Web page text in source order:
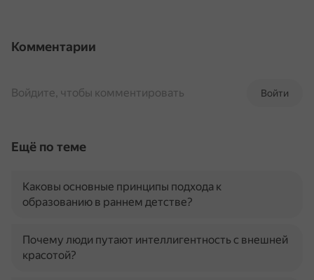
Комментарии
Войти
Войдите, чтобы комментировать
Ещё по теме
Каковы основные принципы подхода к
образованию в раннем детстве?
Почему люди путают интеллигентность с внешней
красотой?